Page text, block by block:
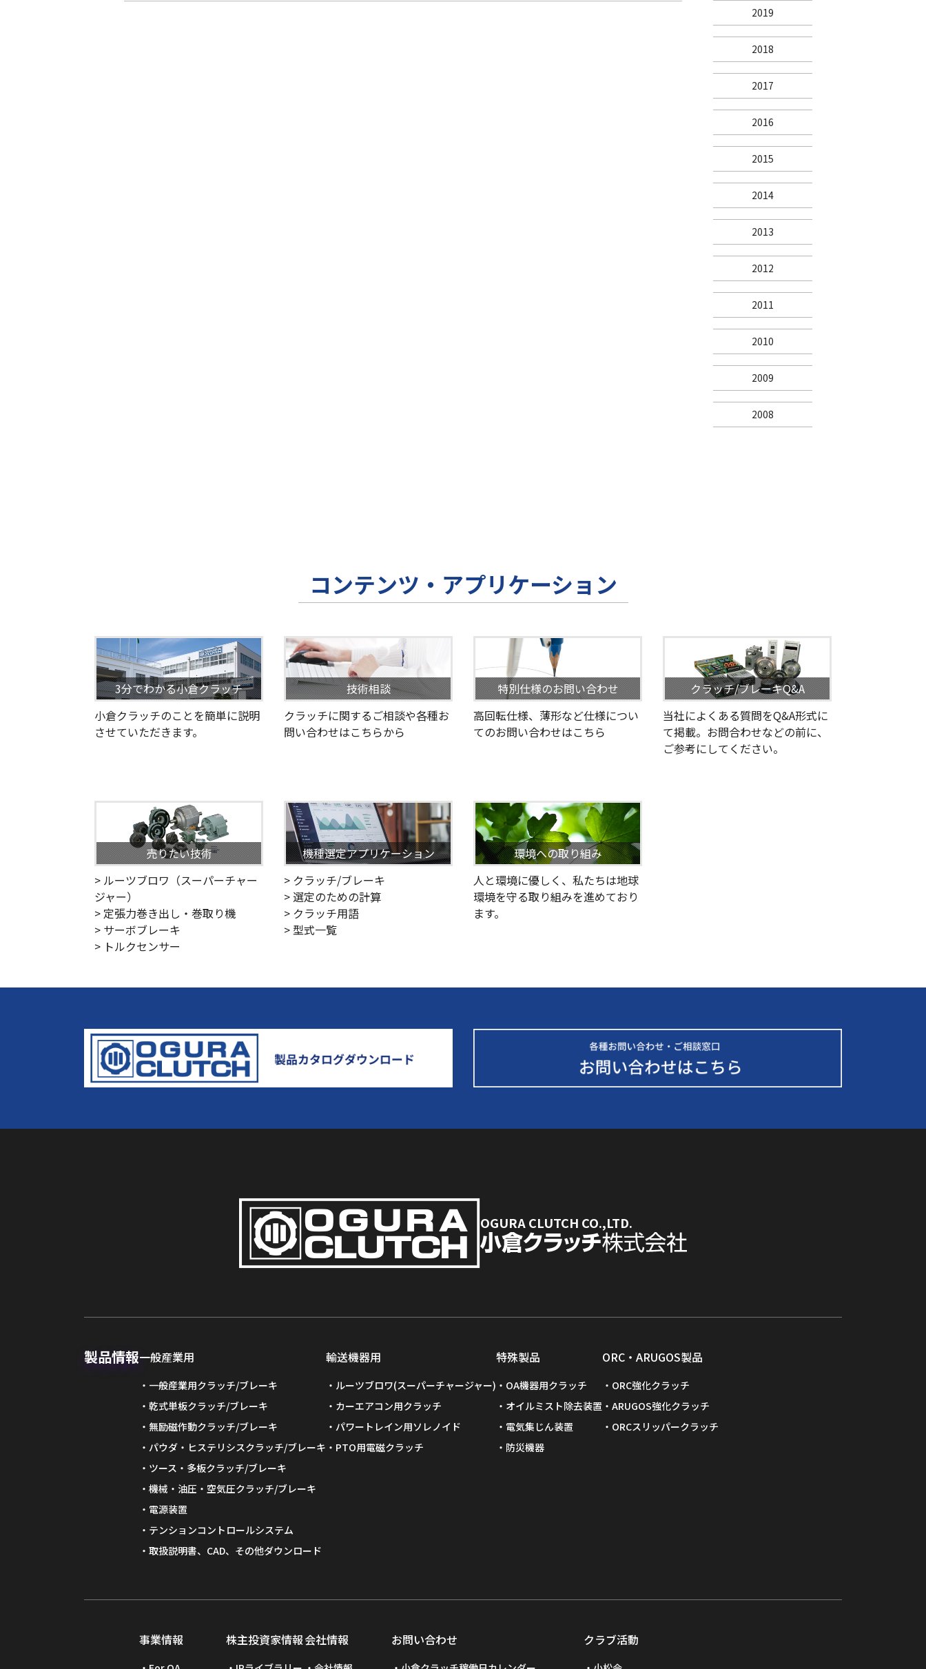
2019
2018
2017
2016
2015
2014
2013
2012
2011
2010
2009
2008
コンテンツ・アプリケーション
3分でわかる小倉クラッチ
小倉クラッチのことを簡単に説明
させていただきます。
技術相談
クラッチに関するご相談や各種お
問い合わせはこちらから
特別仕様のお問い合わせ
高回転仕様、薄形など仕様につい
てのお問い合わせはこちら
クラッチ/ブレーキQ&A
当社によくある質問をQ&A形式に
て掲載。お問合わせなどの前に、
ご参考にしてください。
売りたい技術
> ルーツブロワ（スーパーチャー
ジャー）
> 定張力巻き出し・巻取り機
> サーボブレーキ
> トルクセンサー
機種選定アプリケーション
> クラッチ/ブレーキ
> 選定のための計算
> クラッチ用語
> 型式一覧
環境への取り組み
人と環境に優しく、私たちは地球
環境を守る取り組みを進めており
ます。
OGURA CLUTCH CO.,LTD.
製品情報一般産業用
一般産業用クラッチ/ブレーキ
乾式単板クラッチ/ブレーキ
無励磁作動クラッチ/ブレーキ
パウダ・ヒステリシスクラッチ/ブレーキ
ツース・多板クラッチ/ブレーキ
機械・油圧・空気圧クラッチ/ブレーキ
電源装置
テンションコントロールシステム
取扱説明書、CAD、その他ダウンロード
輸送機器用
ルーツブロワ(スーパーチャージャー)
カーエアコン用クラッチ
パワートレイン用ソレノイド
PTO用電磁クラッチ
特殊製品
OA機器用クラッチ
オイルミスト除去装置
電気集じん装置
防災機器
ORC・ARUGOS製品
ORC強化クラッチ
ARUGOS強化クラッチ
ORCスリッパークラッチ
事業情報 株主投資家情報会社情報 お問い合わせ クラブ活動